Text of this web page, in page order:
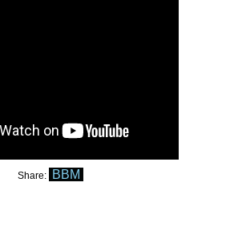
Share: BBM